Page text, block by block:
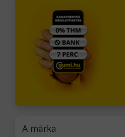
A márka